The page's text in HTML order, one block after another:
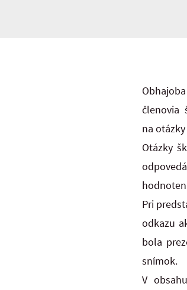
členovia
na
Otázky
Pri
odkazu
bola
snímok.
V